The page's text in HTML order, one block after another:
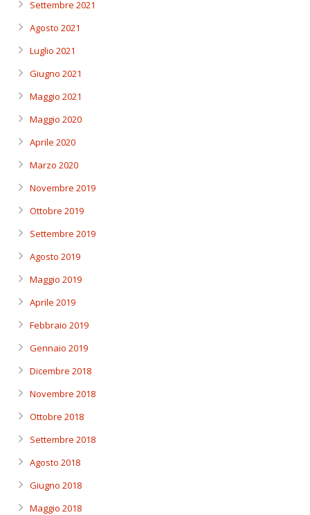
Settembre 2021
Agosto 2021
Luglio 2021
Giugno 2021
Maggio 2021
Maggio 2020
Aprile 2020
Marzo 2020
Novembre 2019
Ottobre 2019
Settembre 2019
Agosto 2019
Maggio 2019
Aprile 2019
Febbraio 2019
Gennaio 2019
Dicembre 2018
Novembre 2018
Ottobre 2018
Settembre 2018
Agosto 2018
Giugno 2018
Maggio 2018